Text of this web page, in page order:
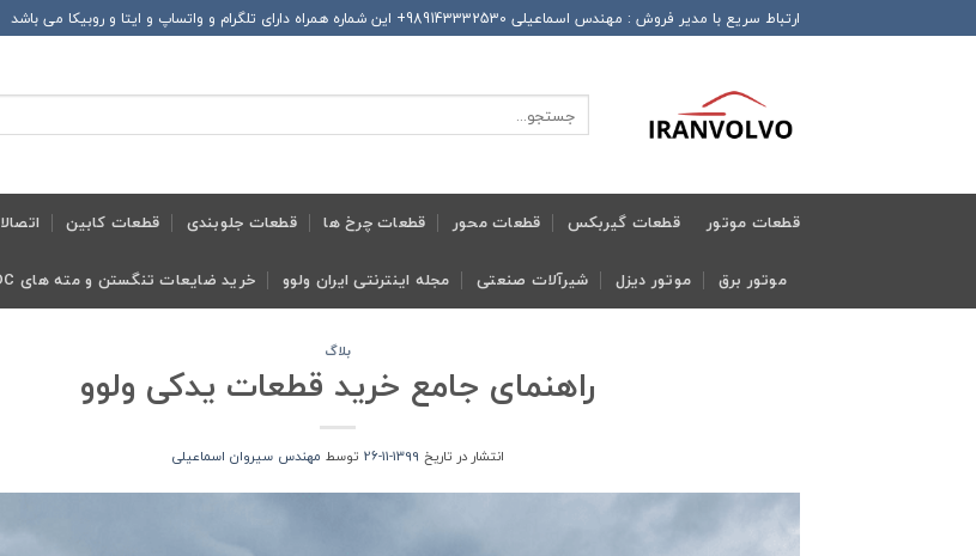
to
ارتباط سریع با مدیر فروش : مهندس اسماعیلی 989143332530+ این شماره همراه دارای تلگرام و واتساپ و ایتا و روبیکا می باشد
جستجو
برای:
قطعات موتور قطعات گیربکس قطعات محور قطعات چرخ ها قطعات جلوبندی قطعات کابین
موتور برق موتور دیزل شیرآلات صنعتی مجله اینترنتی ایران ولوو خرید ضایعات تنگستن و مته های PDC و حفاری و معدنی و ابزار تراش
بلاگ
راهنمای جامع خرید قطعات یدکی ولوو
انتشار در تاریخ 1399-11-26 توسط مهندس سیروان اسماعیلی